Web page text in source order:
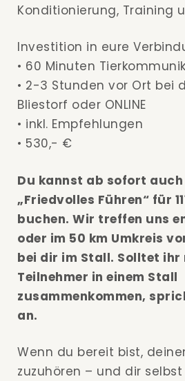
Konditionierung, Training
Investition in eure
• 60 Minuten
• 2-3 Stunden vor Ort bei
Bliestorf oder ONLINE
• inkl. Empfehlungen
• 530,- €
Du kannst ab sofort auch
„Friedvolles Führen“ für
buchen. Wir treffen uns
oder im 50 km Umkreis
bei dir im Stall. Solltet ihr
Teilnehmer in einem Stall
zusammenkommen,
an.
Wenn du bereit bist,
zuzuhören – und dir